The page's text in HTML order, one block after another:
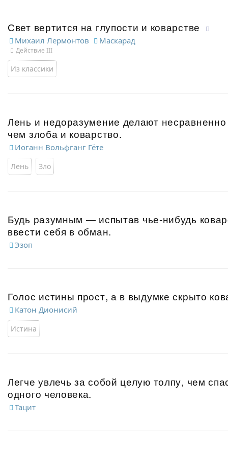
Свет вертится на глупости и коварстве
Михаил Лермонтов Маскарад
Действие III
Из классики
Лень и недоразумение делают
чем злоба и коварство.
Иоганн Вольфганг Гёте
Лень Зло
Будь разумным — испытав чье-нибудь
ввести себя в обман.
Эзоп
Голос истины прост, а в выдумке скрыто
Катон Дионисий
Истина
Легче увлечь за собой целую толпу, чем
одного человека.
Тацит